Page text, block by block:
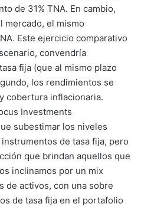
de 31% TNA. En cambio,
mercado, el mismo
Este ejercicio comparativo
convendría
fija (que al mismo plazo
los rendimientos se
cobertura inflacionaria.
Investments
subestimar los niveles
de tasa fija, pero
que brindan aquellos que
inclinamos por un mix
de activos, con una sobre
de tasa fija en el portafolio